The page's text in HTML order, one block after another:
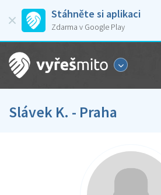
Stáhněte si aplikaci
Zdarma v Google Play
Slávek K. - Praha